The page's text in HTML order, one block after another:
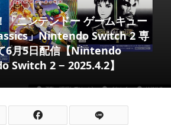
「ニンテンドー ゲームキュー
」Nintendo Switch 2 専
6月5日配信【Nintendo
Switch 2 − 2025.4.2】